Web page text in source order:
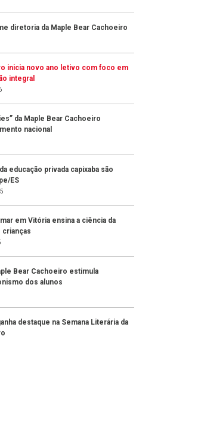
diretoria da Maple Bear Cachoeiro
inicia novo ano letivo com foco em
integral
da Maple Bear Cachoeiro
nacional
educação privada capixaba são
ES
em Vitória ensina a ciência da
crianças
Bear Cachoeiro estimula
dos alunos
destaque na Semana Literária da